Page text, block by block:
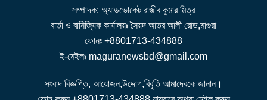
সম্পাদক: অ্যাডভোকেট রাজীব কুমার মিত্র
বার্তা ও বানিজ্যিক কার্যালয়ঃ সৈয়দ আতর আলী রোড,মাগুরা
ফোনঃ +8801713-434888
ই-মেইলঃ maguranewsbd@gmail.com
সংবাদ বিজ্ঞপ্তি, আয়োজন,উদ্দোগ,বিবৃতি আমাদেরকে জানান।